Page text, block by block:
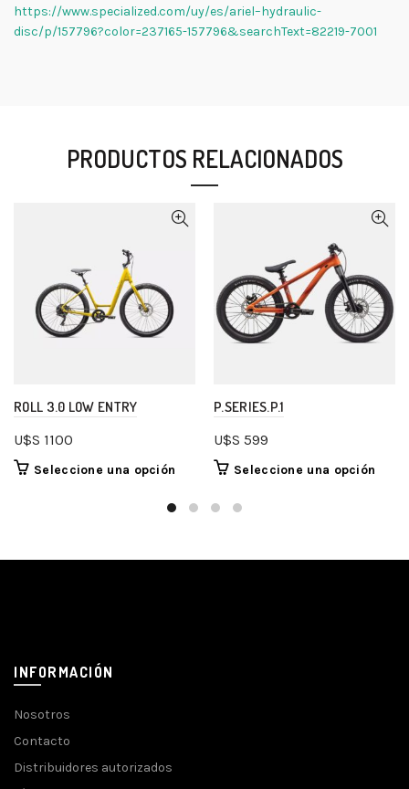
https://www.specialized.com/uy/es/ariel–hydraulic-
disc/p/157796?color=237165-157796&searchText=82219-7001
PRODUCTOS RELACIONADOS
ROLL 3.0 LOW ENTRY
U$S 1100
Seleccione una opción
P.SERIES.P.1
U$S 599
Seleccione una opción
INFORMACIÓN
Nosotros
Contacto
Distribuidores autorizados